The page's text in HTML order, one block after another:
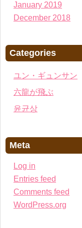
January 2019
December 2018
Categories
ユン・ギュンサン
六龍が飛ぶ
윤균상
Meta
Log in
Entries feed
Comments feed
WordPress.org